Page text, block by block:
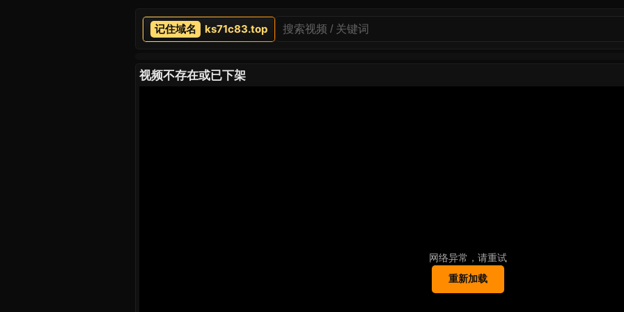
ks71c83.top
视频不存在或已下架
网络异常，请重试
重新加载